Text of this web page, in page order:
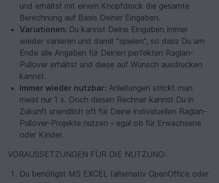
und erhältst mit einem Knopfdruck die gesamte
Berechnung auf Basis Deiner Eingaben.
Variationen: Du kannst Deine Eingaben immer
wieder variieren und damit "spielen", so dass Du am
Ende alle Angaben für Deinen perfekten Raglan-
Pullover erhältst und diese auf Wunsch ausdrucken
kannst.
Immer wieder nutzbar: Anleitungen strickt man
meist nur 1 x. Doch diesen Rechner kannst Du in
Zukunft unendlich oft für Deine individuellen Raglan-
Pullover-Projekte nutzen - egal ob für Erwachsene
oder Kinder.
VORAUSSETZUNGEN FÜR DIE NUTZUNG:
Du benötigst MS EXCEL (alternativ OpenOffice oder